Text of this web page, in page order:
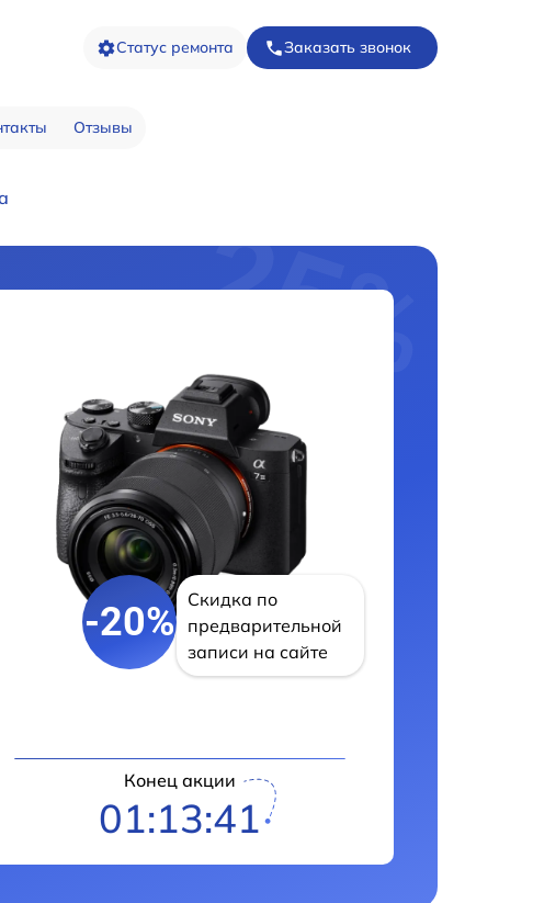
Статус ремонта Заказать звонок
Отзывы
-20%
Скидка по
предварительной
записи на сайте
Конец акции
01:13:40